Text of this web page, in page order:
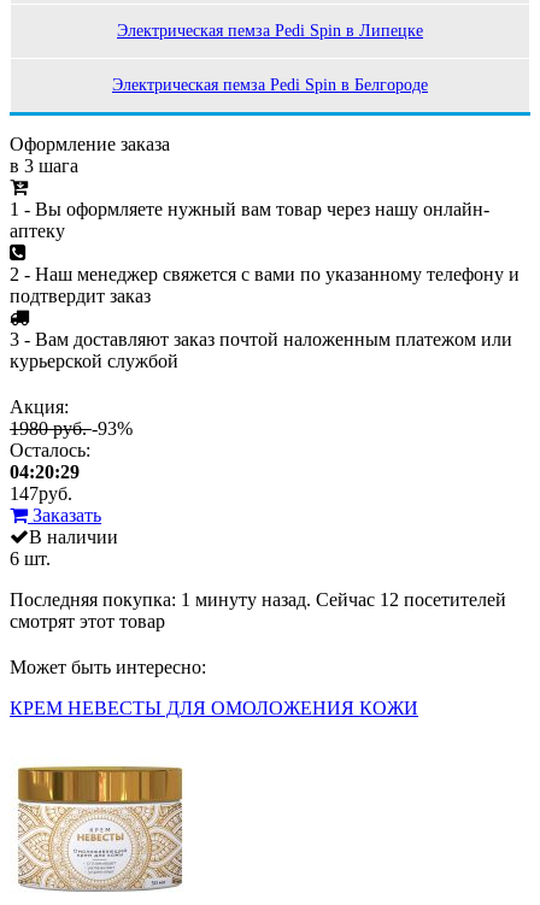
Электрическая пемза Pedi Spin в Липецке
Электрическая пемза Pedi Spin в Белгороде
Оформление заказа
в 3 шага
1 - Вы оформляете нужный вам товар через нашу онлайн-
аптеку
2 - Наш менеджер свяжется с вами по указанному телефону и
подтвердит заказ
3 - Вам доставляют заказ почтой наложенным платежом или
курьерской службой
Акция:
1980 руб.-93%
Осталось:
04:20:29
147руб.
Заказать
В наличии
6 шт.
Последняя покупка: 1 минуту назад. Сейчас 12 посетителей
смотрят этот товар
Может быть интересно:
КРЕМ НЕВЕСТЫ ДЛЯ ОМОЛОЖЕНИЯ КОЖИ